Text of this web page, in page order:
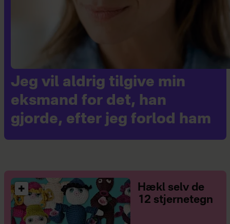
Jeg vil aldrig tilgive min
eksmand for det, han
gjorde, efter jeg forlod ham
Hækl selv de
12 stjernetegn